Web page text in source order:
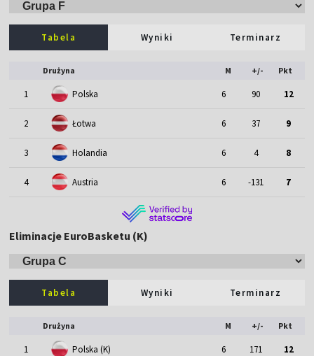
Tabela Wyniki Terminarz
Drużyna M +/- Pkt
1 Polska 6 90 12
2 Łotwa 6 37 9
3 Holandia 6 4 8
4 Austria 6 -131 7
Eliminacje EuroBasketu (K)
Tabela Wyniki Terminarz
Drużyna M +/- Pkt
1 Polska (K) 6 171 12